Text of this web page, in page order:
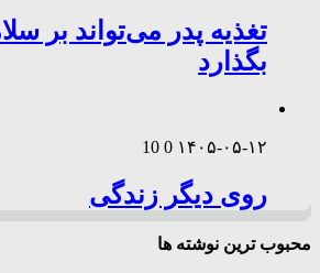
تغذیه پدر می‌تواند بر
بگذارد
۱۴۰۵-۰۵-۱۲ 0
10
روی دیگر زندگی
محبوب ترین نوشته ها